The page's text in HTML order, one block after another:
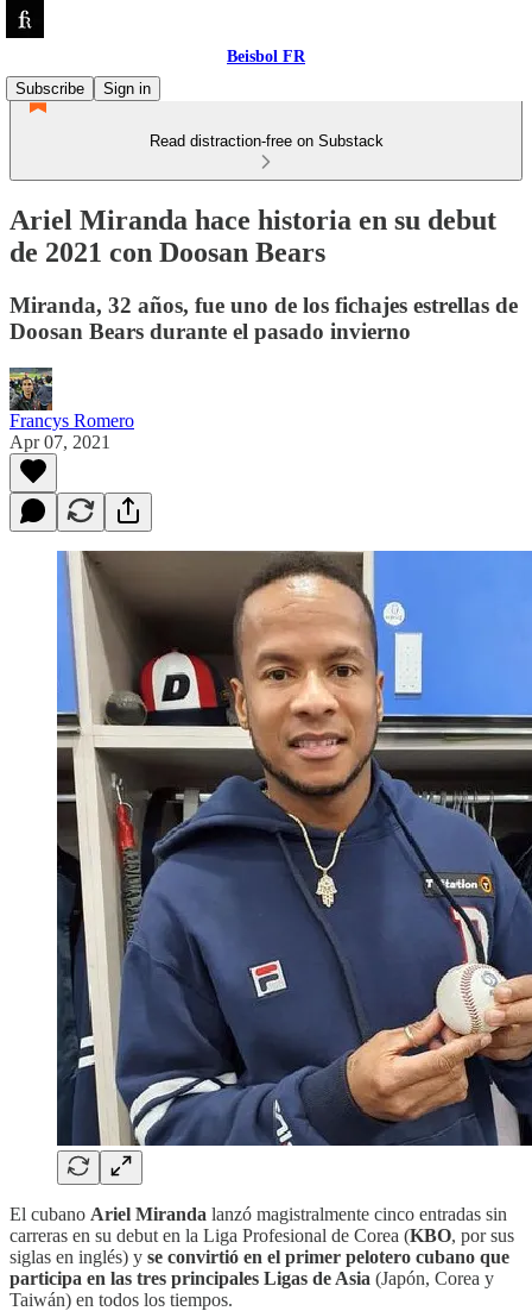
Beisbol FR
Subscribe
Sign in
Read distraction-free on Substack
Ariel Miranda hace historia en su debut
de 2021 con Doosan Bears
Miranda, 32 años, fue uno de los fichajes estrellas de
Doosan Bears durante el pasado invierno
Francys Romero
Apr 07, 2021
El cubano Ariel Miranda lanzó magistralmente cinco entradas sin
carreras en su debut en la Liga Profesional de Corea (KBO, por sus
siglas en inglés) y se convirtió en el primer pelotero cubano que
participa en las tres principales Ligas de Asia (Japón, Corea y
Taiwán) en todos los tiempos.